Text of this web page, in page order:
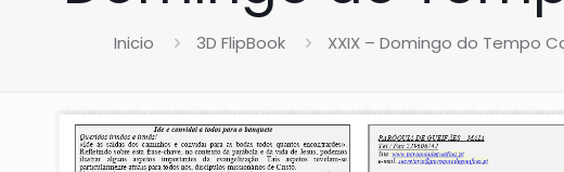
Inicio 3D FlipBook XXIX – Domingo do Tempo